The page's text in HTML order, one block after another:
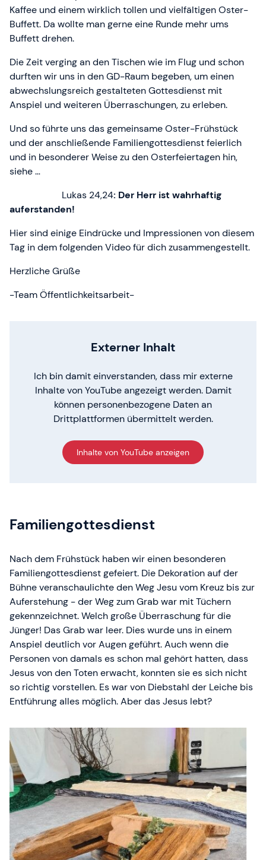
Kaffee und einem wirklich tollen und vielfältigen Oster-
Buffett. Da wollte man gerne eine Runde mehr ums
Buffett drehen.
Die Zeit verging an den Tischen wie im Flug und schon
durften wir uns in den GD-Raum begeben, um einen
abwechslungsreich gestalteten Gottesdienst mit
Anspiel und weiteren Überraschungen, zu erleben.
Und so führte uns das gemeinsame Oster-Frühstück
und der anschließende Familiengottesdienst feierlich
und in besonderer Weise zu den Osterfeiertagen hin,
siehe …
Lukas 24,24: Der Herr ist wahrhaftig
auferstanden!
Hier sind einige Eindrücke und Impressionen von diesem
Tag in dem folgenden Video für dich zusammengestellt.
Herzliche Grüße
-Team Öffentlichkeitsarbeit-
Externer Inhalt
Ich bin damit einverstanden, dass mir externe
Inhalte von YouTube angezeigt werden. Damit
können personenbezogene Daten an
Drittplattformen übermittelt werden.
Inhalte von YouTube anzeigen
Familiengottesdienst
Nach dem Frühstück haben wir einen besonderen
Familiengottesdienst gefeiert. Die Dekoration auf der
Bühne veranschaulichte den Weg Jesu vom Kreuz bis zur
Auferstehung - der Weg zum Grab war mit Tüchern
gekennzeichnet. Welch große Überraschung für die
Jünger! Das Grab war leer. Dies wurde uns in einem
Anspiel deutlich vor Augen geführt. Auch wenn die
Personen von damals es schon mal gehört hatten, dass
Jesus von den Toten erwacht, konnten sie es sich nicht
so richtig vorstellen. Es war von Diebstahl der Leiche bis
Entführung alles möglich. Aber das Jesus lebt?